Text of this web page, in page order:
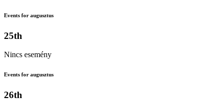
Events for augusztus
25th
Nincs esemény
Events for augusztus
26th